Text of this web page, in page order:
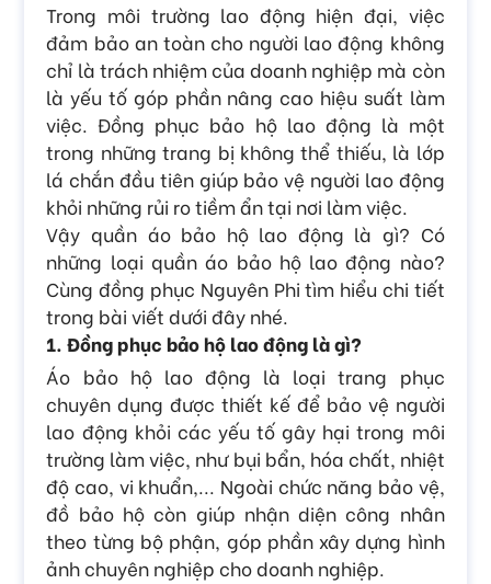
Trong môi trường lao động hiện đại, việc
đảm bảo an toàn cho người lao động không
chỉ là trách nhiệm của doanh nghiệp mà còn
là yếu tố góp phần nâng cao hiệu suất làm
việc. Đồng phục bảo hộ lao động là một
trong những trang bị không thể thiếu, là lớp
lá chắn đầu tiên giúp bảo vệ người lao động
khỏi những rủi ro tiềm ẩn tại nơi làm việc.
Vậy quần áo bảo hộ lao động là gì? Có
những loại quần áo bảo hộ lao động nào?
Cùng đồng phục Nguyên Phi tìm hiểu chi tiết
trong bài viết dưới đây nhé.
1. Đồng phục bảo hộ lao động là gì?
Áo bảo hộ lao động là loại trang phục
chuyên dụng được thiết kế để bảo vệ người
lao động khỏi các yếu tố gây hại trong môi
trường làm việc, như bụi bẩn, hóa chất, nhiệt
độ cao, vi khuẩn,... Ngoài chức năng bảo vệ,
đồ bảo hộ còn giúp nhận diện công nhân
theo từng bộ phận, góp phần xây dựng hình
ảnh chuyên nghiệp cho doanh nghiệp.